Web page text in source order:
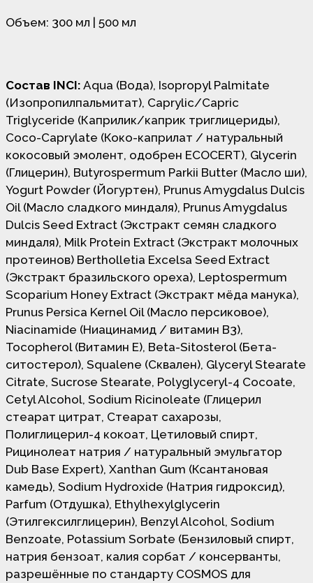
Объем: 300 мл | 500 мл
Состав INCI: Aqua (Вода), Isopropyl Palmitate
(Изопропилпальмитат), Caprylic/Capric
Triglyceride (Каприлик/каприк триглицериды),
Coco-Caprylate (Коко-каприлат / натуральный
кокосовый эмолент, одобрен ECOCERT), Glycerin
(Глицерин), Butyrospermum Parkii Butter (Масло ши),
Yogurt Powder (Йогуртен), Prunus Amygdalus Dulcis
Oil (Масло сладкого миндаля), Prunus Amygdalus
Dulcis Seed Extract (Экстракт семян сладкого
миндаля), Milk Protein Extract (Экстракт молочных
протеинов) Bertholletia Excelsa Seed Extract
(Экстракт бразильского ореха), Leptospermum
Scoparium Honey Extract (Экстракт мёда манука),
Prunus Persica Kernel Oil (Масло персиковое),
Niacinamide (Ниацинамид / витамин В3),
Tocopherol (Витамин Е), Beta-Sitosterol (Бета-
ситостерол), Squalene (Сквален), Glyceryl Stearate
Citrate, Sucrose Stearate, Polyglyceryl-4 Cocoate,
Cetyl Alcohol, Sodium Ricinoleate (Глицерил
стеарат цитрат, Стеарат сахарозы,
Полиглицерил-4 кокоат, Цетиловый спирт,
Рицинолеат натрия / натуральный эмульгатор
Dub Base Expert), Xanthan Gum (Ксантановая
камедь), Sodium Hydroxide (Натрия гидроксид),
Parfum (Отдушка), Ethylhexylglycerin
(Этилгексилглицерин), Benzyl Alcohol, Sodium
Benzoate, Potassium Sorbate (Бензиловый спирт,
натрия бензоат, калия сорбат / консерванты,
разрешённые по стандарту COSMOS для